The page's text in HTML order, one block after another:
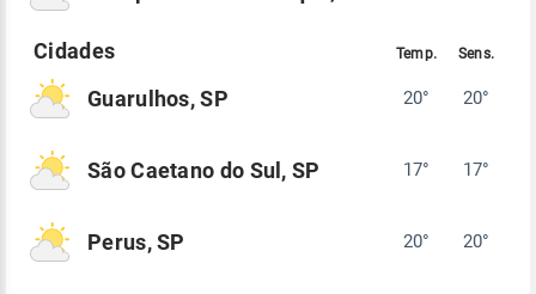
Guarulhos, SP 20° 20°
São Caetano do Sul, SP 17° 17°
Perus, SP 20° 20°